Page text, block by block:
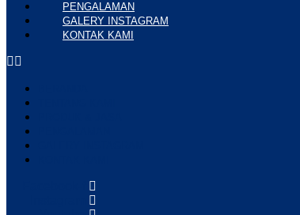
PENGALAMAN
GALERY INSTAGRAM
KONTAK KAMI